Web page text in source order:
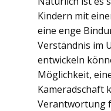
Kindern mit
eine enge
Verständnis im
entwickeln
Möglichkeit,
Kameradschaft
Verantwortung